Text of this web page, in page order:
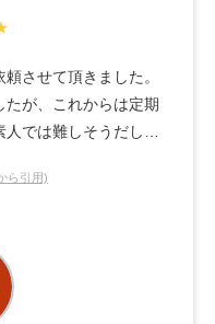
させて頂きました。
が、これからは定期
では難しそうだし、
ら引用)